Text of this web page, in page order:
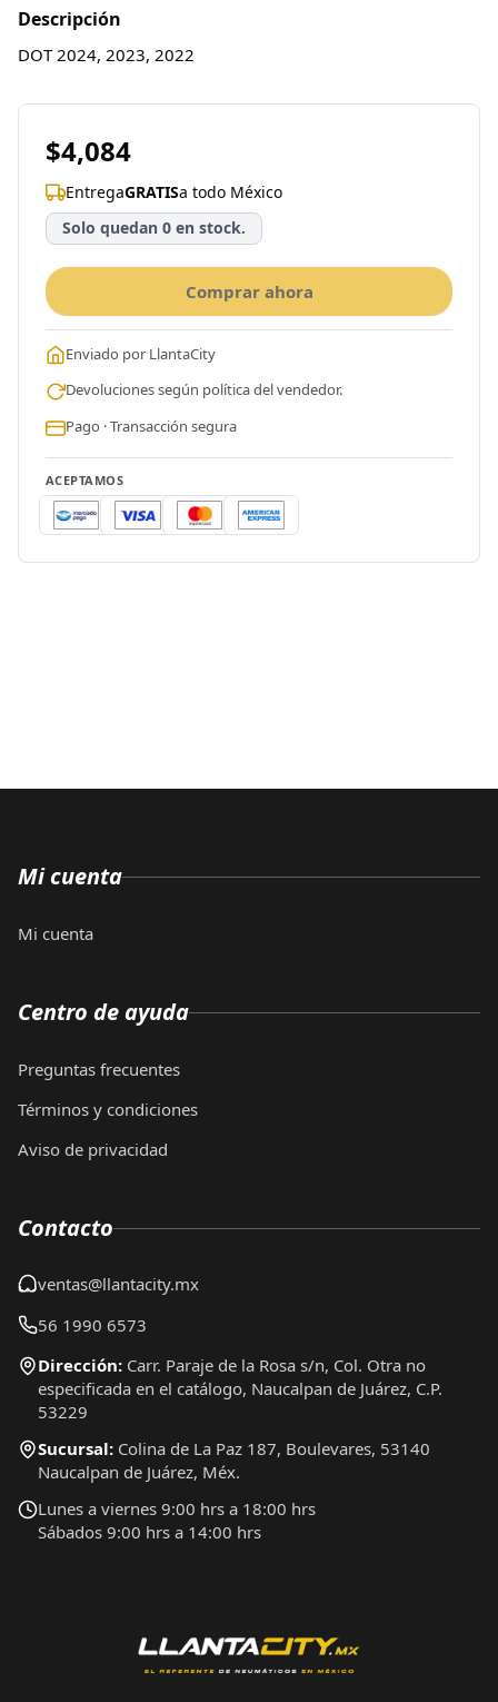
Descripción
DOT 2024, 2023, 2022
$4,084
EntregaGRATISa todo México
Solo quedan 0 en stock.
Comprar ahora
Enviado por LlantaCity
Devoluciones según política del vendedor.
Pago · Transacción segura
ACEPTAMOS
Mi cuenta
Mi cuenta
Centro de ayuda
Preguntas frecuentes
Términos y condiciones
Aviso de privacidad
Contacto
ventas@llantacity.mx
56 1990 6573
Dirección: Carr. Paraje de la Rosa s/n, Col. Otra no
especificada en el catálogo, Naucalpan de Juárez, C.P.
53229
Sucursal: Colina de La Paz 187, Boulevares, 53140
Naucalpan de Juárez, Méx.
Lunes a viernes 9:00 hrs a 18:00 hrs
Sábados 9:00 hrs a 14:00 hrs